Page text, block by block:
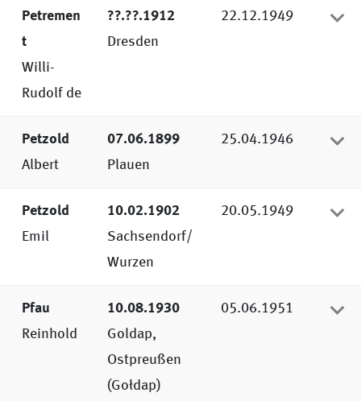
Petremen
t
Willi-
Rudolf de
??.??.1912
Dresden
22.12.1949
Petzold
Albert
07.06.1899
Plauen
25.04.1946
Petzold
Emil
10.02.1902
Sachsendorf/
Wurzen
20.05.1949
Pfau
Reinhold
10.08.1930
Goldap,
Ostpreußen
(Gołdap)
05.06.1951